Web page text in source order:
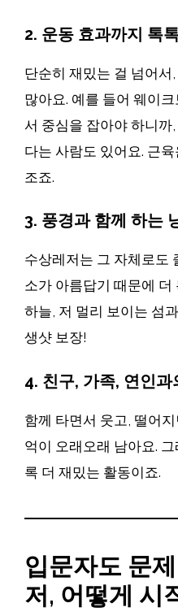
2. 운동 효과까지 톡
단순히 재밌는 걸 넘어서
많아요. 예를 들어 웨이
서 중심을 잡아야 하니까
다는 사람도 있어요. 근
조죠.
3. 풍경과 함께 하는
수상레저는 그 자체로도
소가 아름답기 때문에 더
하늘, 저 멀리 보이는 섬
생샷 보장!
4. 친구, 가족, 연인
함께 타면서 웃고, 떨어
억이 오래오래 남아요.
록 더 재밌는 활동이죠.
입문자도 문
저, 어떻게 시